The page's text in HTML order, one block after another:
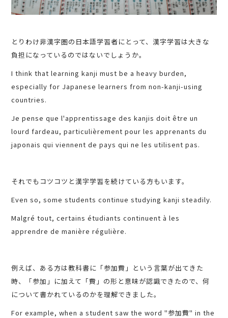
とりわけ非漢字圏の日本語学習者にとって、漢字学習は大きな
負担になっているのではないでしょうか。
I think that learning kanji must be a heavy burden,
especially for Japanese learners from non-kanji-using
countries.
Je pense que l'apprentissage des kanjis doit être un
lourd fardeau, particulièrement pour les apprenants du
japonais qui viennent de pays qui ne les utilisent pas.
それでもコツコツと漢字学習を続けている方もいます。
Even so, some students continue studying kanji steadily.
Malgré tout, certains étudiants continuent à les
apprendre de manière régulière.
例えば、ある方は教科書に「参加費」という言葉が出てきた
時、「参加」に加えて「費」の形と意味が認識できたので、何
について書かれているのかを理解できました。
For example, when a student saw the word "参加費" in the